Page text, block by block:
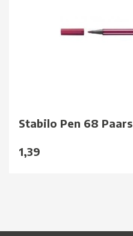
Stabilo Pen 68 Paars
1,39